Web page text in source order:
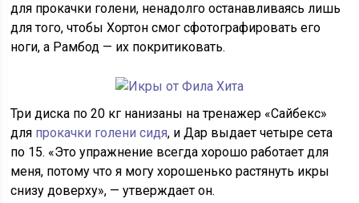
для прокачки голени, ненадолго останавливаясь лишь
для того, чтобы Хортон смог сфотографировать его
ноги, а Рамбод — их покритиковать.
Три диска по 20 кг нанизаны на тренажер «Сайбекс»
для прокачки голени сидя, и Дар выдает четыре сета
по 15. «Это упражнение всегда хорошо работает для
меня, потому что я могу хорошенько растянуть икры
снизу доверху», — утверждает он.